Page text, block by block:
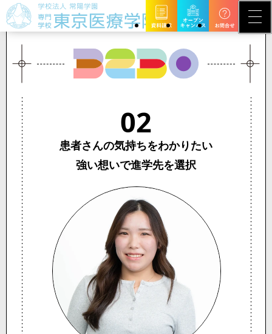
02
患者さんの気持ちをわかりたい
強い想いで進学先を選択